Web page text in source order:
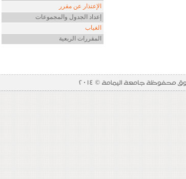
الإعتذار عن مقرر
إعداد الجدول والمجموعات
الغياب
المقررات الربعية